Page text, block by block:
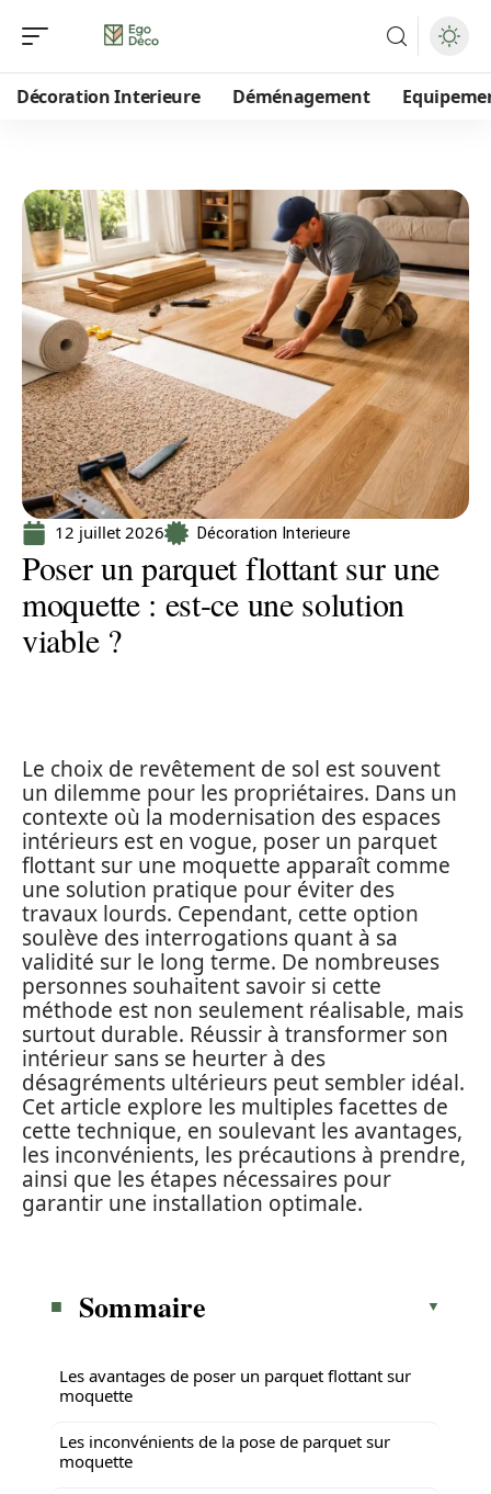
Décoration Interieure Déménagement
12 juillet 2026 Décoration Interieure
Poser un parquet flottant sur une
moquette : est-ce une solution
viable ?
Le choix de revêtement de sol est souvent
un dilemme pour les propriétaires. Dans un
contexte où la modernisation des espaces
intérieurs est en vogue, poser un parquet
flottant sur une moquette apparaît comme
une solution pratique pour éviter des
travaux lourds. Cependant, cette option
soulève des interrogations quant à sa
validité sur le long terme. De nombreuses
personnes souhaitent savoir si cette
méthode est non seulement réalisable, mais
surtout durable. Réussir à transformer son
intérieur sans se heurter à des
désagréments ultérieurs peut sembler idéal.
Cet article explore les multiples facettes de
cette technique, en soulevant les avantages,
les inconvénients, les précautions à prendre,
ainsi que les étapes nécessaires pour
garantir une installation optimale.
Sommaire
Les avantages de poser un parquet flottant sur
moquette
Les inconvénients de la pose de parquet sur
moquette